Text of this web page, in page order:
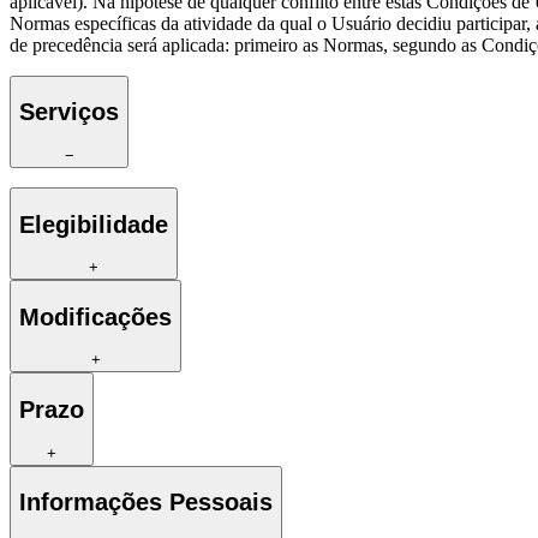
Normas específicas da atividade da qual o Usuário decidiu
de precedência será aplicada: primeiro as Normas, segundo as
Serviços
−
Elegibilidade
+
Modificações
+
Prazo
+
Informações Pessoais